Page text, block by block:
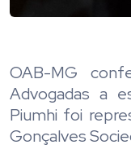
OAB-MG
Advogadas a
Piumhi foi
Gonçalves